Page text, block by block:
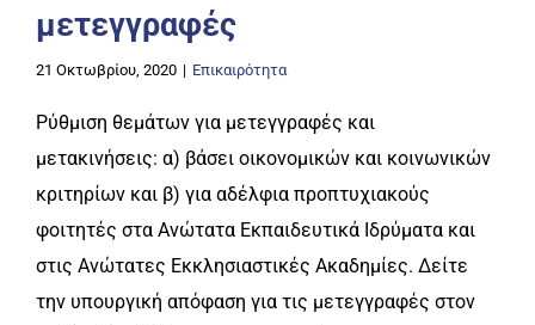
μετεγγραφές
21 Οκτωβρίου, 2020 | Επικαιρότητα
Ρύθμιση θεμάτων για μετεγγραφές και
μετακινήσεις: α) βάσει οικονομικών και κοινωνικών
κριτηρίων και β) για αδέλφια προπτυχιακούς
φοιτητές στα Ανώτατα Εκπαιδευτικά Ιδρύματα και
στις Ανώτατες Εκκλησιαστικές Ακαδημίες. Δείτε
την υπουργική απόφαση για τις μετεγγραφές στον